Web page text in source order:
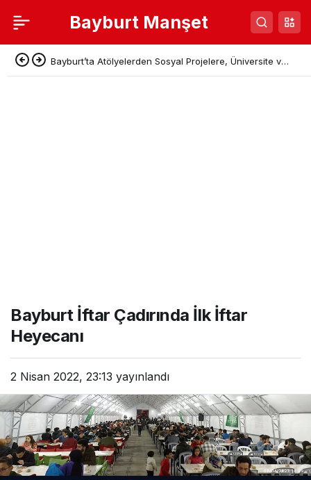
Bayburt Manşet
Bayburt’ta Atölyelerden Sosyal Projelere, Üniversite ve
Bayburt İftar Çadırında İlk İftar
Heyecanı
2 Nisan 2022, 23:13 yayınlandı